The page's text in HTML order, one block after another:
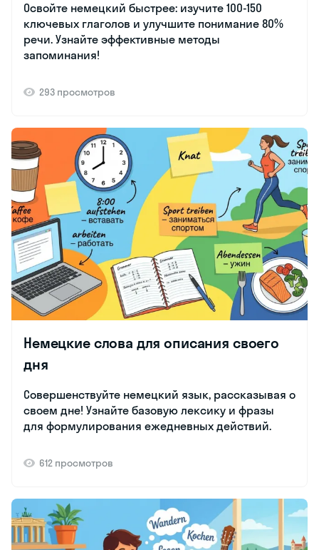
Освойте немецкий быстрее: изучите 100-150
ключевых глаголов и улучшите понимание 80%
речи. Узнайте эффективные методы
запоминания!
293 просмотров
Немецкие слова для описания своего
дня
Совершенствуйте немецкий язык, рассказывая о
своем дне! Узнайте базовую лексику и фразы
для формулирования ежедневных действий.
612 просмотров